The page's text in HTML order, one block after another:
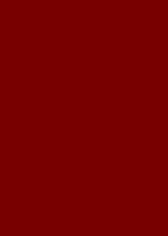
to NNIT via the
the collected
your personal